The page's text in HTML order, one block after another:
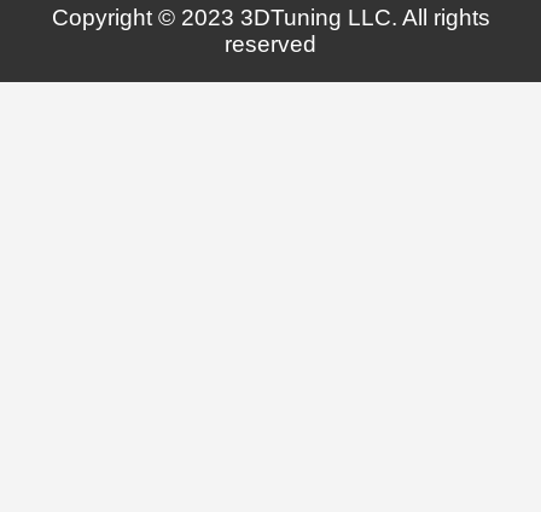
Copyright © 2023 3DTuning LLC. All rights
reserved